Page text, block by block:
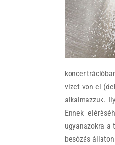
vizet von el
alkalmazzuk.
Ennek
ugyanazokra a
besózás